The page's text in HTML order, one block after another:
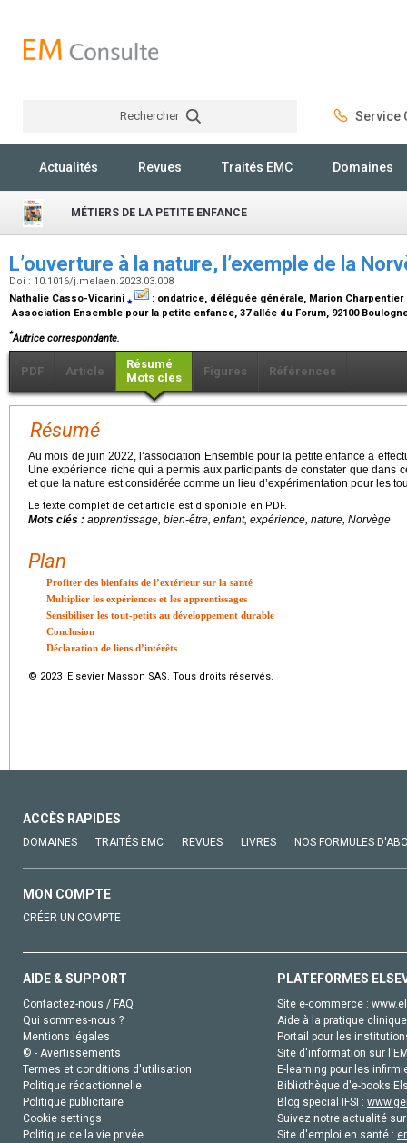
Rechercher Service
Actualités Revues Traités EMC Domaines
MÉTIERS DE LA PETITE ENFANCE
L’ouverture à la nature, l’exemple de la
Doi : 10.1016/j.melaen.2023.03.008
Nathalie Casso-Vicarini ⁎ : ondatrice, déléguée générale, Marion Charpentier
Association Ensemble pour la petite enfance, 37 allée du Forum, 92100
*Autrice correspondante.
PDF Article
Résumé
Mots clés
Figures Références
Résumé
Au mois de juin 2022, l’association Ensemble pour la petite enfance a
Une expérience riche qui a permis aux participants de constater que dans
et que la nature est considérée comme un lieu d’expérimentation pour les
Le texte complet de cet article est disponible en PDF.
Mots clés : apprentissage, bien-être, enfant, expérience, nature, Norvège
Plan
Profiter des bienfaits de l’extérieur sur la santé
Multiplier les expériences et les apprentissages
Sensibiliser les tout-petits au développement durable
Conclusion
Déclaration de liens d’intérêts
© 2023 Elsevier Masson SAS. Tous droits réservés.
ACCÈS RAPIDES
DOMAINES TRAITÉS EMC REVUES LIVRES NOS FORMULES
MON COMPTE
CRÉER UN COMPTE
AIDE & SUPPORT
Contactez-nous / FAQ
Qui sommes-nous ?
Mentions légales
© - Avertissements
Termes et conditions d'utilisation
Politique rédactionnelle
Politique publicitaire
Cookie settings
Politique de la vie privée
PLATEFORMES
Site e-commerce :
Aide à la pratique
Portail pour les
Site d'information sur
E-learning pour les
Bibliothèque d'e-books
Blog special IFSI :
Suivez notre actualité
Site d'emploi en santé :